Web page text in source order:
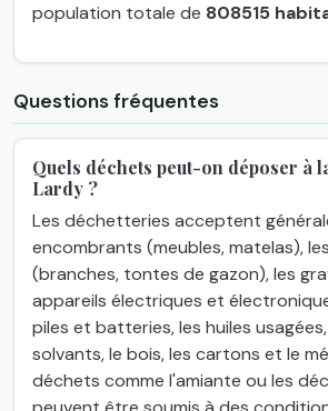
population totale de 808515
Questions fréquentes
Quels déchets peut-on déposer à
Lardy ?
Les déchetteries acceptent
encombrants (meubles, matelas),
(branches, tontes de gazon), les
appareils électriques et
piles et batteries, les huiles
solvants, le bois, les cartons et le
déchets comme l'amiante ou les